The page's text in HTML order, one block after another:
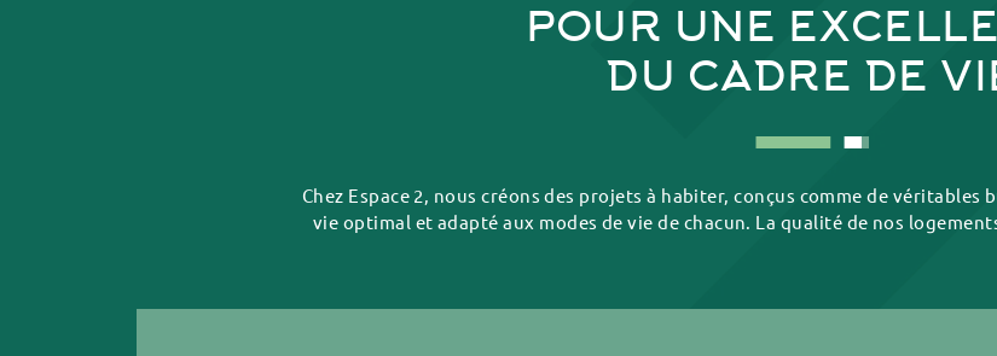
POUR UNE
DU CADRE DE
Chez Espace 2, nous créons des projets à habiter, conçus comme de
vie optimal et adapté aux modes de vie de chacun. La qualité de nos